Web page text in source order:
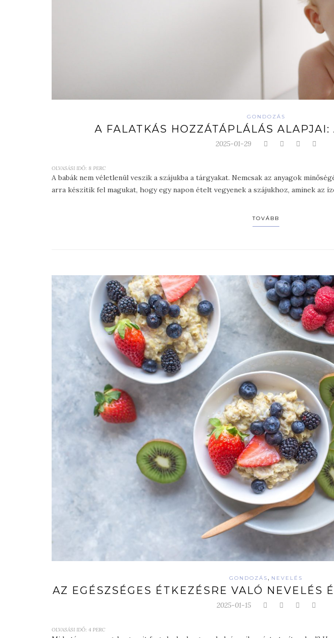
GONDOZÁS
A FALATKÁS HOZZÁTÁPLÁLÁS
2025-01-29
OLVASÁSI IDŐ: 8 PERC
A babák nem véletlenül veszik a szájukba a tárgyakat. Nemcsak az anyagok
arra készítik fel magukat, hogy egy napon ételt vegyenek a szájukhoz, aminek az
TOVÁBB
GONDOZÁS, NEVELÉS
AZ EGÉSZSÉGES ÉTKEZÉSRE VALÓ NEVELÉS
2025-01-15
OLVASÁSI IDŐ: 4 PERC